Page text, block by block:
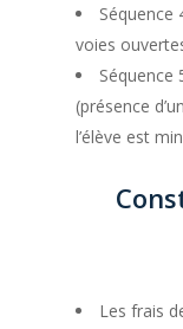
Séquence
voies
Séquence
(présence
l’élève est
Les frais